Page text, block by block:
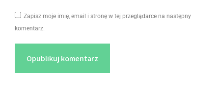
Zapisz moje imię, email i stronę w tej przeglądarce na następny
komentarz.
Opublikuj komentarz